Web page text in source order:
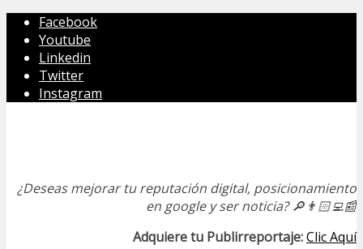
Facebook
Youtube
Linkedin
Twitter
Instagram
¿Deseas mejorar tu reputación digital, posicionamiento
en google y ser noticia?🔎👨🏻‍💻📰
Adquiere tu Publirreportaje:Clic Aquí